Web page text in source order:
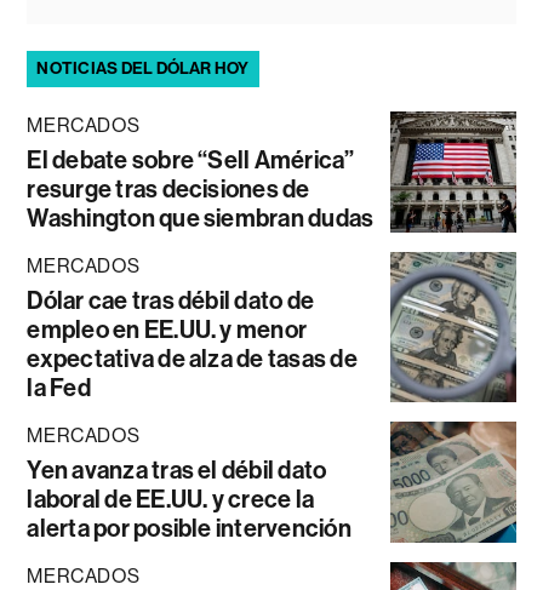
NOTICIAS DEL DÓLAR HOY
MERCADOS
El debate sobre “Sell América”
resurge tras decisiones de
Washington que siembran dudas
MERCADOS
Dólar cae tras débil dato de
empleo en EE.UU. y menor
expectativa de alza de tasas de
la Fed
MERCADOS
Yen avanza tras el débil dato
laboral de EE.UU. y crece la
alerta por posible intervención
MERCADOS